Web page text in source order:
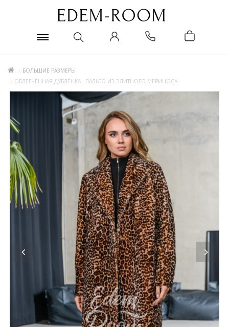
БОЛЬШИЕ РАЗМЕРЫ
ОБЛЕГЧЁННАЯ ДУБЛЁНКА - ПАЛЬТО ИЗ ЭЛИТНОГО МЕРИНОСА